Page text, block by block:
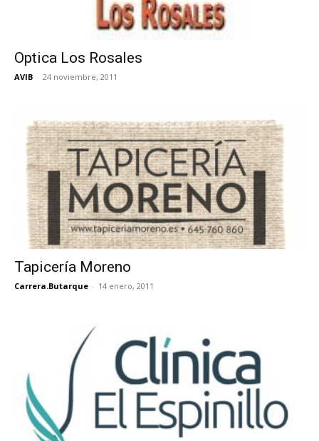
Optica Los Rosales
AVIB - 24 noviembre, 2011
Tapicería Moreno
Carrera.Butarque - 14 enero, 2011